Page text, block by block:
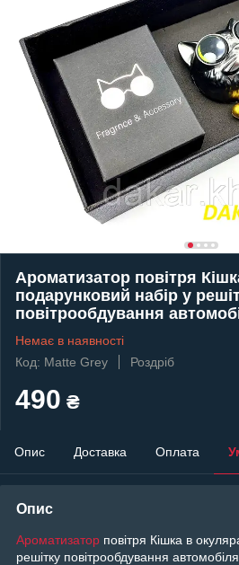
Ароматизатор повітря
подарунковий набір у
повітрообдування
Немає в наявності
Код: Matte Grey
Роздріб
490 ₴
Опис Доставка Оплата
Опис
Ароматизатор повітря Кішка в
решітку повітрообдування автомобіля